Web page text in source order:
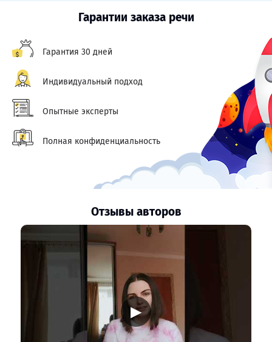
Гарантии заказа речи
Гарантия 30 дней
Индивидуальный подход
Опытные эксперты
Полная конфиденциальность
Отзывы авторов
▶